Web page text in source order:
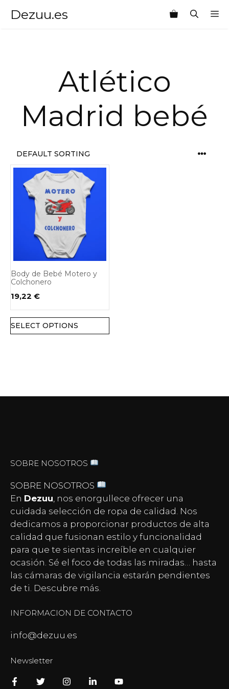
Dezuu.es
Atlético
Madrid bebé
Body de Bebé Motero y
Colchonero
19,22 €
SELECT OPTIONS
SOBRE NOSOTROS
SOBRE NOSOTROS
En Dezuu , nos enorgullece ofrecer una
cuidada selección de ropa de calidad. Nos
dedicamos a proporcionar productos de alta
calidad que fusionan estilo y funcionalidad
para que te sientas increíble en cualquier
ocasión. Sé el foco de todas las miradas… hasta
las cámaras de vigilancia estarán pendientes
de ti. Descubre más.
INFORMACION DE CONTACTO
info@dezuu.es
Newsletter